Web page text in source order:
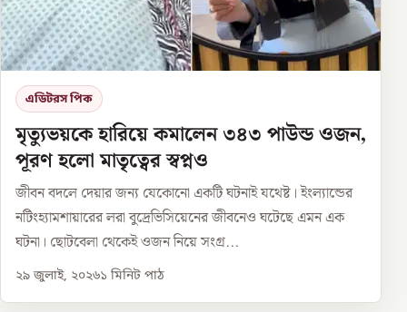
এডিটরস পিক
মৃত্যুভয়কে হারিয়ে কমালেন ৩৪৩ পাউন্ড ওজন,
পূরণ হলো মাতৃত্বের স্বপ্নও
জীবন বদলে দেয়ার জন্য যেকোনো একটি ঘটনাই যথেষ্ট। ইংল্যান্ডের
নটিংহ্যামশায়ারের লরা বুদ্রেভিসিয়েনের জীবনেও ঘটেছে এমন এক
ঘটনা। ছোটবেলা থেকেই ওজন নিয়ে সংগ্র...
২৯ জুলাই, ২০২৬১ মিনিট পাঠ